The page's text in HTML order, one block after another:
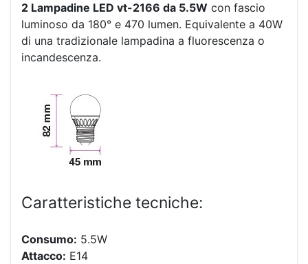
2 Lampadine LED vt-2166 da 5.5W con fascio
luminoso da 180° e 470 lumen. Equivalente a 40W
di una tradizionale lampadina a fluorescenza o
incandescenza.
Caratteristiche tecniche:
Consumo: 5.5W
Attacco: E14